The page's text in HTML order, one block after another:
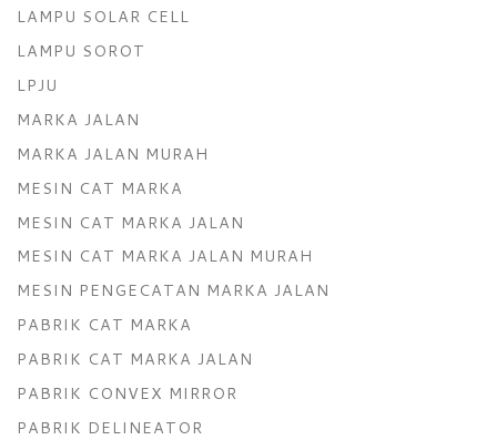
LAMPU SOLAR CELL
LAMPU SOROT
LPJU
MARKA JALAN
MARKA JALAN MURAH
MESIN CAT MARKA
MESIN CAT MARKA JALAN
MESIN CAT MARKA JALAN MURAH
MESIN PENGECATAN MARKA JALAN
PABRIK CAT MARKA
PABRIK CAT MARKA JALAN
PABRIK CONVEX MIRROR
PABRIK DELINEATOR